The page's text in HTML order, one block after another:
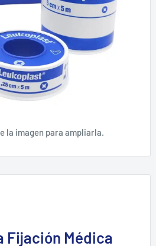
la imagen para ampliarla.
Fijación Médica